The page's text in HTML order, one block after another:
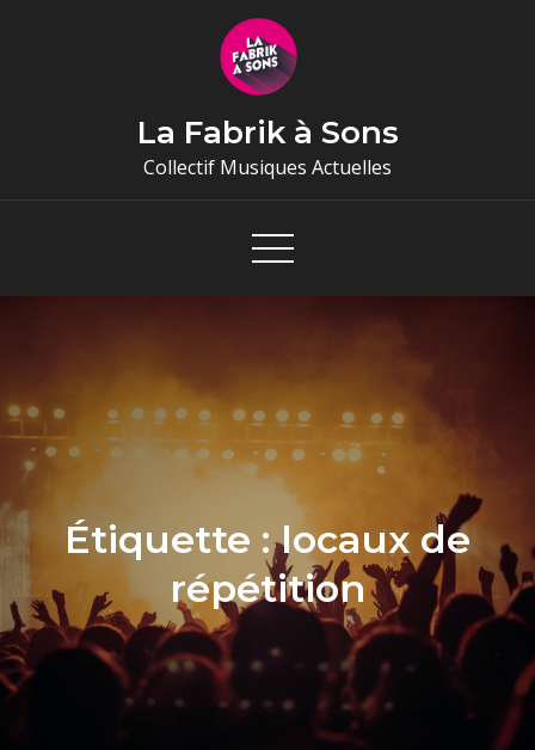
La Fabrik à Sons
Collectif Musiques Actuelles
Étiquette :locaux de
répétition